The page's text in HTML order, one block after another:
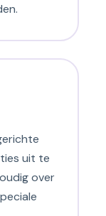
uit te
over